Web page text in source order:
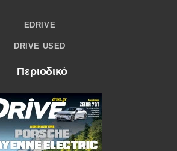
EDRIVE
DRIVE USED
Περιοδικό